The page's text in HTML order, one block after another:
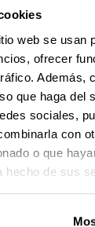
web se usan
ofrecer
Además,
que haga del
sociales,
con
o que
hecho de sus
del espacio
(siglos
para
Coloquio